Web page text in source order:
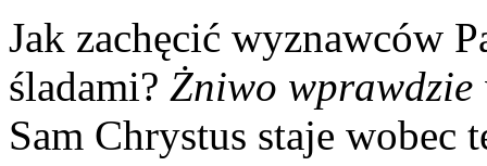
Jak zachęcić wyznawców
śladami? Żniwo wprawdzie
Sam Chrystus staje wobec